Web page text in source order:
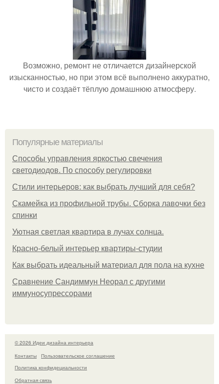
Возможно, ремонт не отличается дизайнерской
изысканностью, но при этом всё выполнено аккуратно,
чисто и создаёт тёплую домашнюю атмосферу.
Популярные материалы
Способы управления яркостью свечения
светодиодов. По способу регулировки
Стили интерьеров: как выбрать лучший для себя?
Скамейка из профильной трубы. Сборка лавочки без
спинки
Уютная светлая квартира в лучах солнца.
Красно-белый интерьер квартиры-студии
Как выбрать идеальный материал для пола на кухне
Сравнение Сандиммун Неорал с другими
иммуносупрессорами
© 2026 Идеи дизайна интерьера
Контакты
Пользовательское соглашение
Политика конфидециальности
Обратная связь